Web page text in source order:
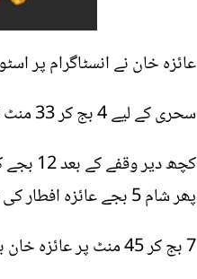
عائزہ خان نے انسٹاگرام پر
سحری کے لیے 4 بج کر 33 منٹ کا الارم سیٹ کیا ہے. جس کے بعد بچوں کو اسکول کے لئے تیار کرنے کے لیے ساڑھے 6 بجے کا الارم فکس ہے.
پھر شام 5 بجے عائزہ افطار کی تیاری کرتی ہیں.
7 بج کر 45 منٹ پر عائزہ خان بچوں کا ہوم ورک چیک کرتی ہیں جس کے بعد 10 بج کر 30 منٹ کے الارم پر سو جاتی ہیں.